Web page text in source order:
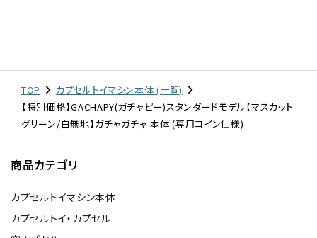
TOP
カプセルトイマシン本体 (一覧)
【特別価格】GACHAPY(ガチャピー)スタンダードモデル【マスカット
グリーン/白無地】ガチャガチャ 本体 (専用コイン仕様)
商品カテゴリ
カプセルトイマシン本体
カプセルトイ・カプセル